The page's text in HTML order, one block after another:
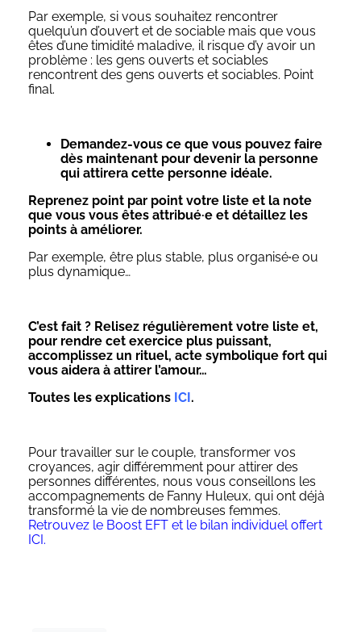
Par exemple, si vous souhaitez rencontrer
quelqu’un d’ouvert et de sociable mais que vous
êtes d’une timidité maladive, il risque d’y avoir un
problème : les gens ouverts et sociables
rencontrent des gens ouverts et sociables. Point
final.
Demandez-vous ce que vous pouvez faire
dès maintenant pour devenir la personne
qui attirera cette personne idéale.
Reprenez point par point votre liste et la note
que vous vous êtes attribué·e et détaillez les
points à améliorer.
Par exemple, être plus stable, plus organisé·e ou
plus dynamique…
C’est fait ? Relisez régulièrement votre liste et,
pour rendre cet exercice plus puissant,
accomplissez un rituel, acte symbolique fort qui
vous aidera à attirer l’amour…
Toutes les explications ICI.
Pour travailler sur le couple, transformer vos
croyances, agir différemment pour attirer des
personnes différentes, nous vous conseillons les
accompagnements de Fanny Huleux, qui ont déjà
transformé la vie de nombreuses femmes.
Retrouvez le Boost EFT et le bilan individuel offert
ICI.